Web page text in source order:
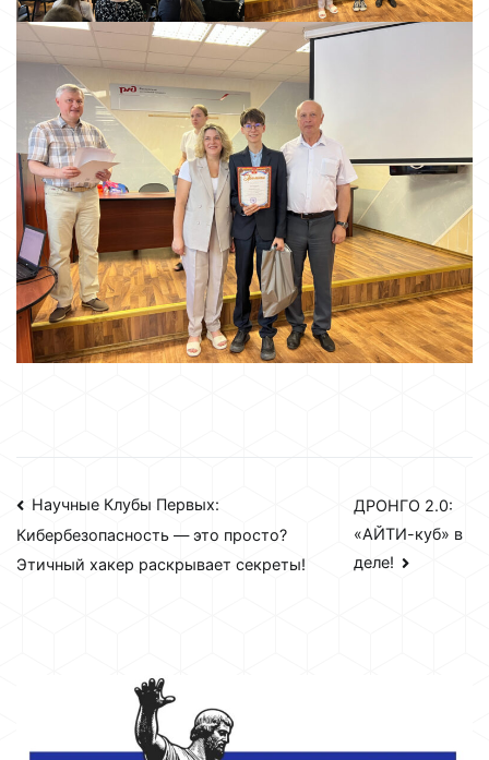
Навигация
по
Научные Клубы Первых:
Кибербезопасность — это просто?
Этичный хакер раскрывает секреты!
ДРОНГО 2.0:
«АЙТИ-куб» в
деле!